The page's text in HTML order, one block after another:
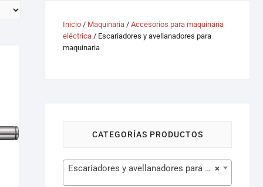
Inicio / Maquinaria / Accesorios para maquinaria
eléctrica / Escariadores y avellanadores para
maquinaria
CATEGORÍAS PRODUCTOS
×
Escariadores y avellanadores para maquinaria (208)